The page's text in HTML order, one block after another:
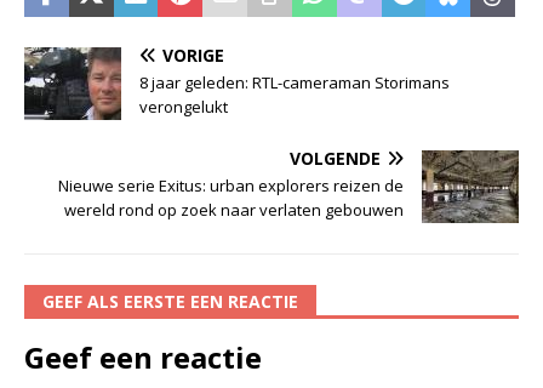
VORIGE
8 jaar geleden: RTL-cameraman Storimans
verongelukt
VOLGENDE
Nieuwe serie Exitus: urban explorers reizen de
wereld rond op zoek naar verlaten gebouwen
GEEF ALS EERSTE EEN REACTIE
Geef een reactie